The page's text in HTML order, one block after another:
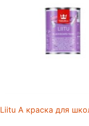
Liitu A краска для